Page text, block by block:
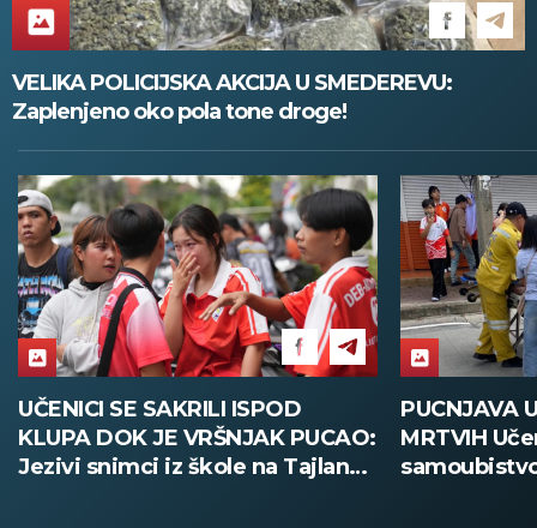
VELIKA POLICIJSKA AKCIJA U SMEDEREVU:
Zaplenjeno oko pola tone droge!
UČENICI SE SAKRILI ISPOD
KLUPA DOK JE VRŠNJAK PUCAO:
Jezivi snimci iz škole na Tajlandu
PUCNJAVA
MRTVIH